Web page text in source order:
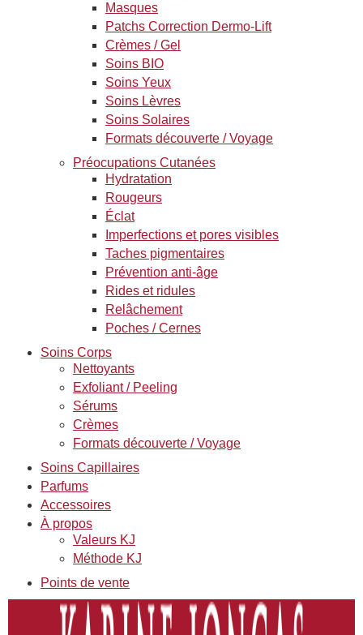
Masques
Patchs Correction Dermo-Lift
Crèmes / Gel
Soins BIO
Soins Yeux
Soins Lèvres
Soins Solaires
Formats découverte / Voyage
Préocupations Cutanées
Hydratation
Rougeurs
Éclat
Imperfections et pores visibles
Taches pigmentaires
Prévention anti-âge
Rides et ridules
Relâchement
Poches / Cernes
Soins Corps
Nettoyants
Exfoliant / Peeling
Sérums
Crèmes
Formats découverte / Voyage
Soins Capillaires
Parfums
Accessoires
À propos
Valeurs KJ
Méthode KJ
Points de vente